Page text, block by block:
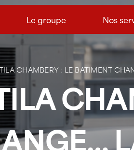
Le groupe Nos
CHAMBERY : LE BATIMENT